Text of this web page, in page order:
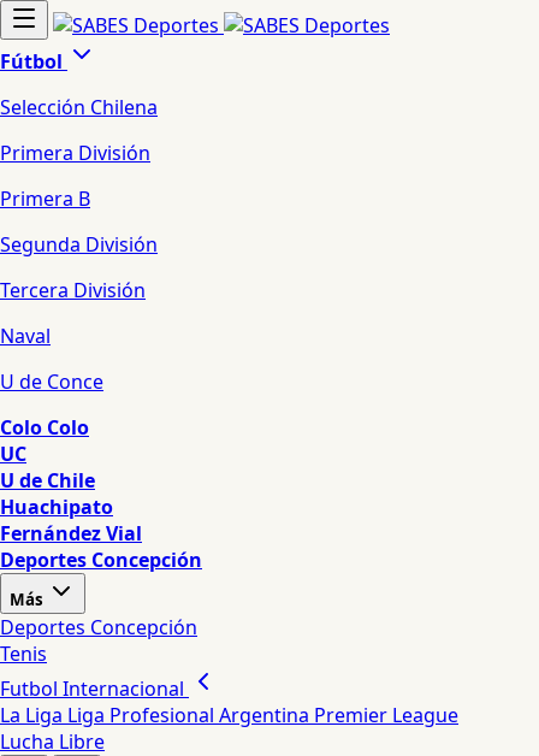
Fútbol
Selección Chilena
Primera División
Primera B
Segunda División
Tercera División
Naval
U de Conce
Colo Colo
UC
U de Chile
Huachipato
Fernández Vial
Deportes Concepción
Más
Deportes Concepción
Tenis
Futbol Internacional
La Liga Liga Profesional Argentina Premier League
Lucha Libre